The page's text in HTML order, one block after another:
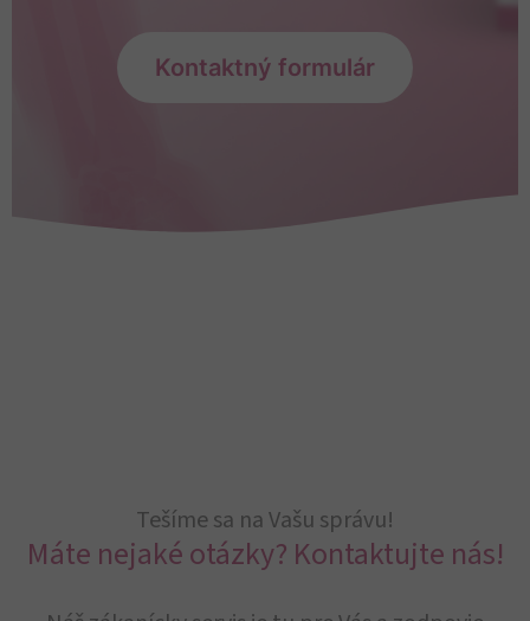
Kontaktný formulár
Tešíme sa na Vašu správu!
Máte nejaké otázky? Kontaktujte nás!